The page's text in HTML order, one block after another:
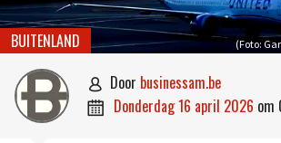
(Foto:
BUITENLAND
 door businessam.be
 donderdag 16 april 2026 om